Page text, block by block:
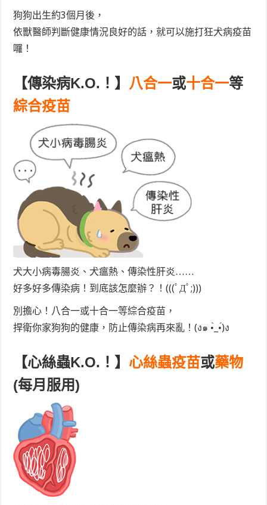
狗狗出生約3個月後，
依獸醫師判斷健康情況良好的話，就可以施打狂犬病疫苗
囉！
【傳染病K.O.！】 八合一或十合一等
綜合疫苗
犬大小病毒腸炎、犬瘟熱、傳染性肝炎……
好多好多傳染病！到底該怎麼辦？！(((ﾟДﾟ;)))
別擔心！八合一或十合一等綜合疫苗，
捍衛你家狗狗的健康，防止傳染病再來亂！(ง๑ •̀_•́)ง
【心絲蟲K.O.！】 心絲蟲疫苗或藥物
(每月服用)